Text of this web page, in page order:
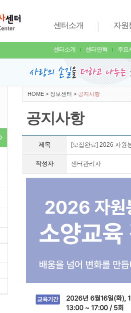
센터소개
센터소개 센터연혁 주요
자원
HOME > 정보센터 > 공지사항
공지사항
제목 [모집완료] 2026 자원
작성자 센터관리자